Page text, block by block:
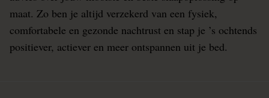
maat. Zo ben je altijd verzekerd van een fysiek,
comfortabele en gezonde nachtrust en stap je ’s ochtends
positiever, actiever en meer ontspannen uit je bed.